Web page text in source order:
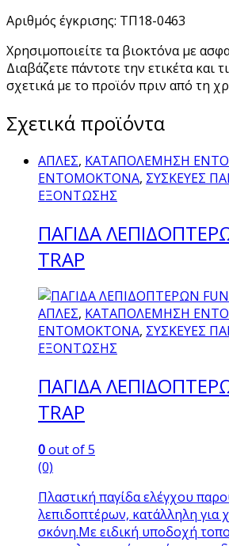
Αριθμός έγκρισης: ΤΠ18-0463
Χρησιμοποιείτε τα βιοκτόνα με
Διαβάζετε πάντοτε την ετικέτα και
σχετικά με το προϊόν πριν από τη
Σχετικά προϊόντα
ΑΠΛΕΣ, ΚΑΤΑΠΟΛΕΜΗΣΗ
ΕΝΤΟΜΟΚΤΟΝΑ, ΣΥΣΚΕΥΕΣ
ΕΞΟΝΤΩΣΗΣ
ΠΑΓΙΔΑ
TRAP
ΑΠΛΕΣ, ΚΑΤΑΠΟΛΕΜΗΣΗ
ΕΝΤΟΜΟΚΤΟΝΑ, ΣΥΣΚΕΥΕΣ
ΕΞΟΝΤΩΣΗΣ
ΠΑΓΙΔΑ
TRAP
0out of 5
(0)
Πλαστική παγίδα ελέγχου
λεπιδοπτέρων, κατάλληλη για
σκόνη.Με ειδική υποδοχή